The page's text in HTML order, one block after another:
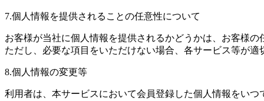
7.個人情報を提供されることの任意性について
お客様が当社に個人情報を提供されるかどうかは、お客様の
ただし、必要な項目をいただけない場合、各サービス等が適
8.個人情報の変更等
利用者は、本サービスにおいて会員登録した個人情報をいつ